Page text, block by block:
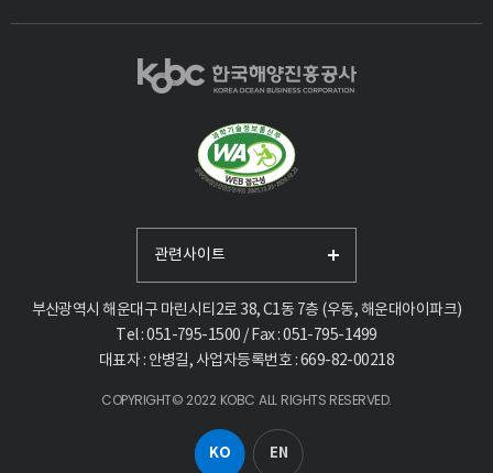
KO EN
부산광역시 해운대구 마린시티2로 38, C1동 7층 (우동, 해운대아이파크)
Tel : 051-795-1500 / Fax : 051-795-1499
대표자 : 안병길, 사업자등록번호 : 669-82-00218
COPYRIGHT© 2022 KOBC ALL RIGHTS RESERVED.
관련사이트